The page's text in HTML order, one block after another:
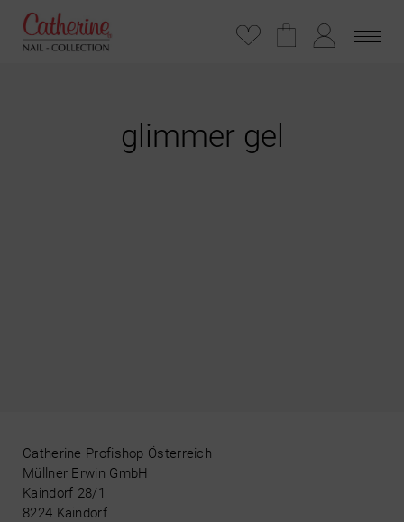
glimmer gel
Catherine Profishop Österreich
Müllner Erwin GmbH
Kaindorf 28/1
8224 Kaindorf